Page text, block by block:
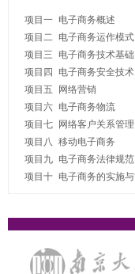
项目一 电子商务概述
项目二 电子商务运作模式
项目三 电子商务技术基础
项目四 电子商务安全技术
项目五 网络营销
项目六 电子商务物流
项目七 网络客户关系管理
项目八 移动电子商务
项目九 电子商务法律规范